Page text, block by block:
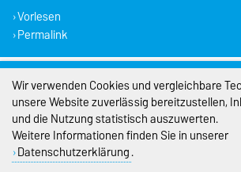
Vorlesen
Permalink
Impressum
Datenschutz
Barrierefreiheit
Cookie-Einstellungen
Wir verwenden Cookies und vergleichbare
unsere Website zuverlässig bereitzustellen,
und die Nutzung statistisch auszuwerten.
Weitere Informationen finden Sie in unserer
Datenschutzerklärung.